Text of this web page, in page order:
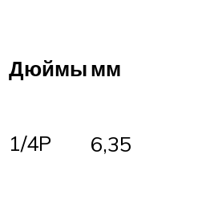
Дюймымм
1/4P 6,35